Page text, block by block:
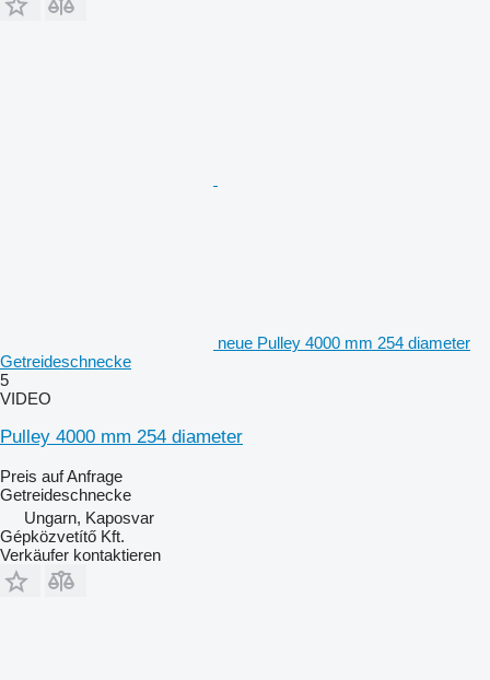
neue Pulley 4000 mm 254 diameter
Getreideschnecke
5
VIDEO
Pulley 4000 mm 254 diameter
Preis auf Anfrage
Getreideschnecke
Ungarn, Kaposvar
Gépközvetítő Kft.
Verkäufer kontaktieren